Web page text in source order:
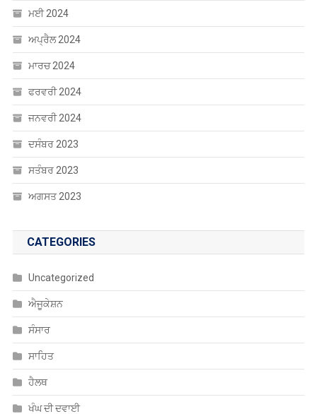
ਅਪ੍ਰੈਲ 2024
ਮਾਰਚ 2024
ਫਰਵਰੀ 2024
ਜਨਵਰੀ 2024
ਦਸੰਬਰ 2023
ਸਤੰਬਰ 2023
ਅਗਸਤ 2023
ਐਜੂਕੇਸ਼ਨ
ਸੰਸਾਰ
ਸਾਹਿਤ
ਹੈਲਥ
ਖੰਘ ਦੀ ਦਵਾਈ
ਖੇਡਾਂ